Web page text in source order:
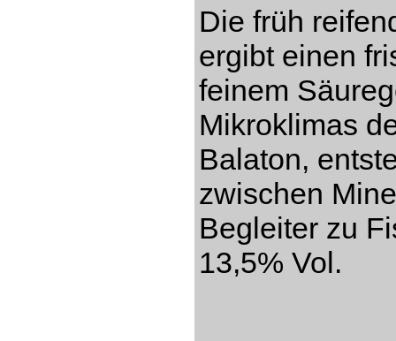
Die früh
ergibt einen
feinem
Mikroklimas
Balaton,
zwischen
Begleiter zu
13,5% Vol.